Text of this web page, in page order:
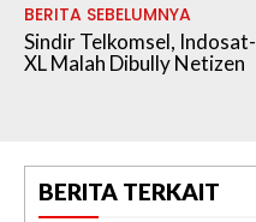
BERITA SEBELUMNYA
Sindir Telkomsel, Indosat-
XL Malah Dibully Netizen
BERITA TERKAIT